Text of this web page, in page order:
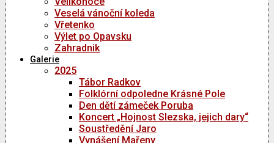
Veselá vánoční koleda
Vřetenko
Výlet po Opavsku
Zahradnik
Galerie
2025
Tábor Radkov
Folklórní odpoledne Krásné Pole
Den dětí zámeček Poruba
Koncert „Hojnost Slezska, jejich dary“
Soustředění Jaro
Vynášení Mařeny